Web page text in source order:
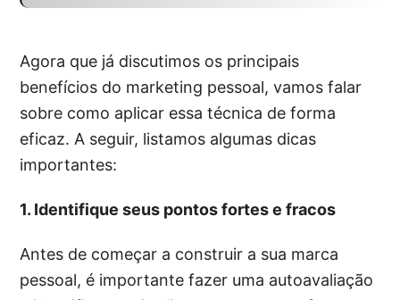
Agora que já discutimos os principais
benefícios do marketing pessoal, vamos falar
sobre como aplicar essa técnica de forma
eficaz. A seguir, listamos algumas dicas
importantes:
1. Identifique seus pontos fortes e fracos
Antes de começar a construir a sua marca
pessoal, é importante fazer uma autoavaliação